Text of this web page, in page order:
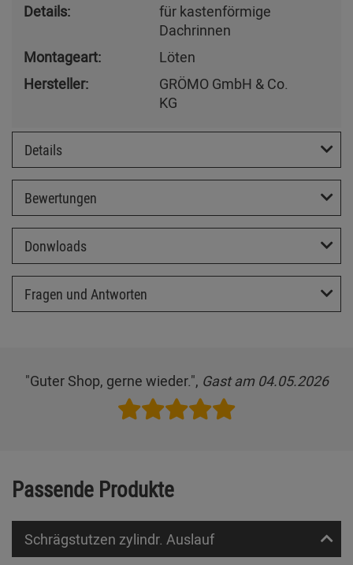
Details:
für kastenförmige
Dachrinnen
Montageart:
Löten
Hersteller:
GRÖMO GmbH & Co.
KG
Details
Bewertungen
Donwloads
Fragen und Antworten
"Guter Shop, gerne wieder.", Gast am 04.05.2026
Passende Produkte
Schrägstutzen zylindr. Auslauf